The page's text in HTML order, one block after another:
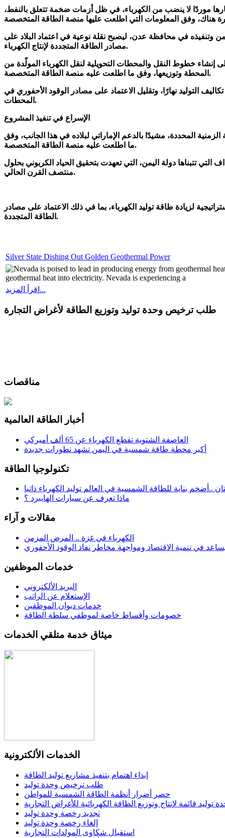
المتجددة، باعتبارها موردًا لا ينضب من الكهرباء، في ظل أزمات ضخمة تتعلق بالنفط،
طاقة شمسية في اليمن وتنفيذه في محافظة عدن، ليصبح نقلة نوعية في اعتماد البلاد على
مصادر الطاقة المتجددة لإنتاج الكهرباء.
المحطة وتنفيذها، التي ستبلغ قدرتها 120 ميغاواط/ساعة، بالإضافة إلى إنشاء خطوط النقل والمحطات التحويلية لنقل الكهرباء المولّدة من
المحطة وتوزيعها، وفق ما اطلعت عليه منصة الطاقة المتخصصة.
التوليد نهارًا، وتقليل الاعتماد على مصادر الوقود الأحفوري في
المحطات.
الإسراع في تنفيذ المشروع
المحددة، مشيدًا بالدعم الإماراتي لبلاده في هذا الجانب، وفق
ما اطلعت عليه منصة الطاقة المتخصصة.
تتبناها دولة اليمن، التي تعهدت بتحقيق الحياد الكربوني بحلول
منتصف القرن الحالي.
لزيادة طاقة توليد الكهرباء، بما في ذلك الاعتماد على مصادر
الطاقة المتجددة.
Silver State Dishing Out Golden Geothermal Power
Nevada is poised to lead in producing energy from geothermal
geothermal heat into electricity. Nevada is experiencing a
اقرأ المزيد...
طلب ترخيص وحدة توليد وتوزيع الطاقة لأغراض التجارة
مناقصات
أخبار الطاقة العالمية
العاصفة الشتوية تقطع الكهرباء عن 65 ألف أميركي
أكبر محطة طاقة شمسية في اليمن تشهد تطورات جديدة
تكنولوجيا الطاقة
..أضخم بناية للطاقة الشمسية في العالم توليد الكهرباء ذاتيا
ماذا تعرف عن سيارات الهايبرد ؟
مقالات و آراء
الكهرباء في غزة .. المرض المزمن
في تنمية الاقتصاد ومواجهة مخاطر نفاذ الوقود الأحفوري
خدمات الموظفين
البريد الألكتروني
الإستعلام عن الراتب
خدمات ديوان الموظفين
خصومات وأقساط خاصة لموظفي سلطة الطاقة
ميثاق خدمة متلقي الخدمات
الخدمات الألكترونية
إبداء اهتمام بتنفيذ مشاريع توليد الطاقة
طلب ترخيص وحدة توليد
حصر أضرار أنظمة الطاقة الشمسية للمواطن
قائمة لإنتاج وتوزيع الطاقة الكهربائية للأغراض التجارية
تجديد رخصة وحدة توليد
إلغاء رخصة وحدة توليد
استقبال شكاوى المولدات التجارية